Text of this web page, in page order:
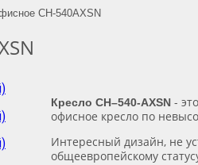
CH-540AXSN
Кресло СН–540-AXSN -
офисное кресло по
Интересный дизайн, не
общеевропейскому